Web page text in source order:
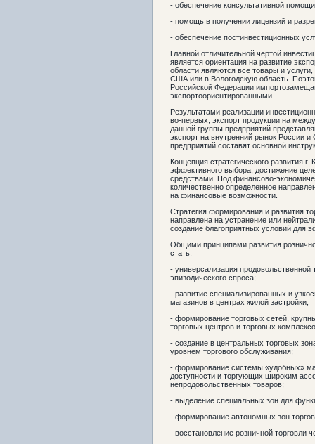
- обеспечение консультативной
- помощь в получении лицензий и
- обеспечение постинвестиционных
Главной отличительной чертой
является ориентация на развитие
области являются все товары и
США или в Вологодскую область.
Российской Федерации
экспортоориентированными.
Результатами реализации
во-первых, экспорт продукции на
данной группы предприятий
экспорт на внутренний рынок России
предприятий составят основной
Концепция стратегического развития
эффективного выбора, достижение
средствами. Под финансово-
количественно определенное
на финансовые возможности.
Стратегия формирования и развития
направлена на устранение или
создание благоприятных условий для
Общими принципами развития
стать:
- универсализация продовольственной
эпизодического спроса;
- развитие специализированных и
магазинов в центрах жилой застройки;
- формирование торговых сетей,
торговых центров и торговых
- создание в центральных торговых
уровнем торгового обслуживания;
- формирование системы «удобных»
доступности и торгующих широким
непродовольственных товаров;
- выделение специальных зон для
- формирование автономных зон
- восстановление розничной торговли